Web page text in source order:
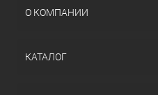
О КОМПАНИИ
КАТАЛОГ